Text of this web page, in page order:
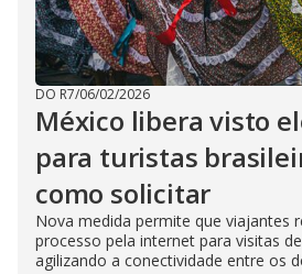
DO R7/06/02/2026
México libera visto
para turistas
como solicitar
Nova medida permite que viajantes
processo pela internet para visitas
agilizando a conectividade entre os